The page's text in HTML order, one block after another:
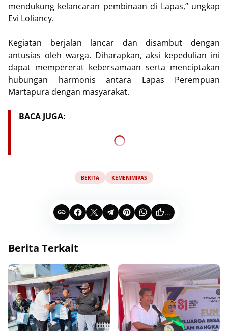
mendukung kelancaran pembinaan di Lapas,” ungkap
Evi Loliancy.
Kegiatan berjalan lancar dan disambut dengan
antusias oleh warga. Diharapkan, aksi kepedulian ini
dapat mempererat kebersamaan serta menciptakan
hubungan harmonis antara Lapas Perempuan
Martapura dengan masyarakat.
BACA JUGA:
BERITA KEMENIMIPAS
...
Berita Terkait